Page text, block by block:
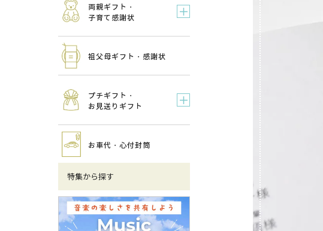
両親ギフト・
子育て感謝状
祖父母ギフト・感謝状
プチギフト・
お見送りギフト
お車代・心付封筒
特集から探す